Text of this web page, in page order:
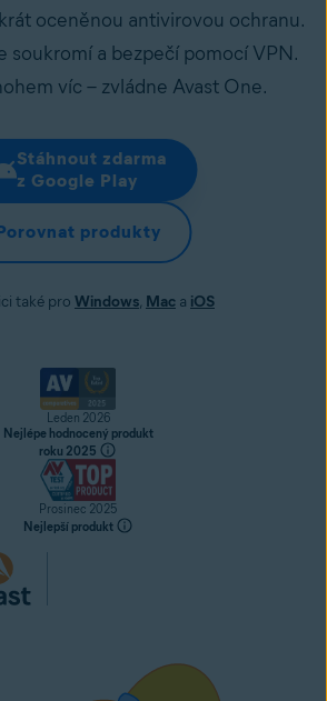
oceněnou antivirovou ochranu.
soukromí a bezpečí pomocí VPN.
víc – zvládne Avast One.
Stáhnout zdarma
z Google Play
produkty
také pro Windows, Mac a iOS
Leden 2026
Nejlépe hodnocený produkt
roku 2025
Prosinec 2025
Nejlepší produkt